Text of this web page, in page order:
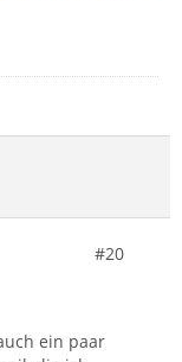
#20
ein paar